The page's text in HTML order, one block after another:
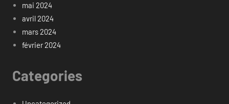
mai 2024
avril 2024
mars 2024
février 2024
Categories